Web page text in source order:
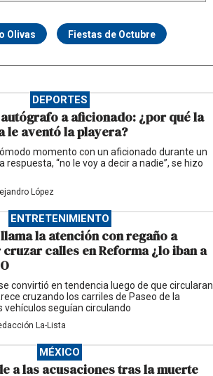
Olivas Fiestas de Octubre
DEPORTES
a aficionado: ¿por qué la
le aventó la playera?
momento con un aficionado durante un
respuesta, “no le voy a decir a nadie”, se hizo
López
ENTRETENIMIENTO
la atención con regaño a
calles en Reforma ¿lo iban a
convirtió en tendencia luego de que circularan
cruzando los carriles de Paseo de la
vehículos seguían circulando
La-Lista
MÉXICO
a las acusaciones tras la muerte